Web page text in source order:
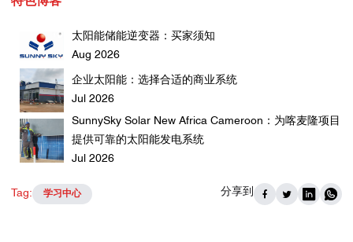
太阳能储能逆变器：买家须知
Aug 2026
企业太阳能：选择合适的商业系统
Jul 2026
SunnySky Solar New Africa Cameroon：为喀麦隆项目
提供可靠的太阳能发电系统
Jul 2026
Tag: 学习中心 分享到